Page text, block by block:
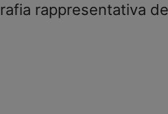
rappresentativa